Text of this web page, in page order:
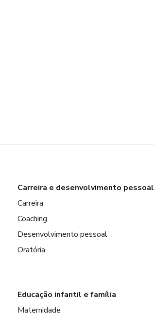
Carreira e desenvolvimento pessoal
Carreira
Coaching
Desenvolvimento pessoal
Oratória
Educação infantil e família
Maternidade